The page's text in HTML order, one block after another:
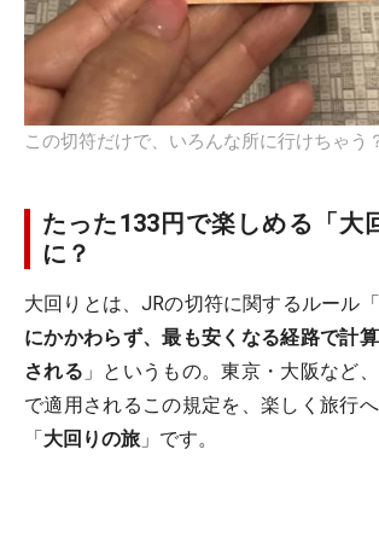
この切符だけで、いろんな所に行けちゃう
たった133円で楽しめる「大
に？
大回りとは、JRの切符に関するルール「
にかかわらず、最も安くなる経路で計
される 」というもの。東京・大阪など
で適用されるこの規定を、楽しく旅行
「大回りの旅 」です。